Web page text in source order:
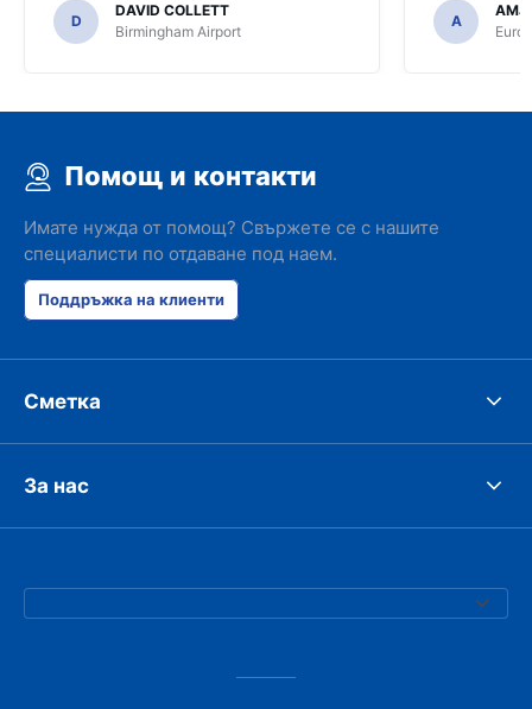
D
DAVID COLLETT
Birmingham Airport
A
Помощ и контакти
Имате нужда от помощ? Свържете се с нашите
специалисти по отдаване под наем.
Поддръжка на клиенти
Сметка
За нас